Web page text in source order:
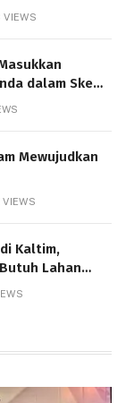
VIEWS
dalam Skema
Mewujudkan
VIEWS
Kaltim,
Lahan